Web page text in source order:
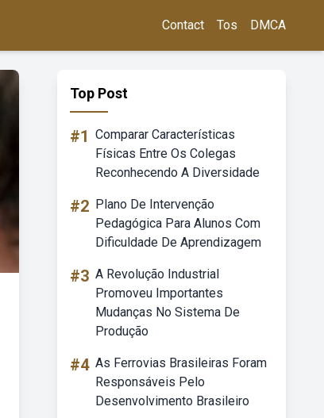
Contact Tos DMCA
Top Post
#1 Comparar Características
Físicas Entre Os Colegas
Reconhecendo A Diversidade
#2 Plano De Intervenção
Pedagógica Para Alunos Com
Dificuldade De Aprendizagem
#3 A Revolução Industrial
Promoveu Importantes
Mudanças No Sistema De
Produção
#4 As Ferrovias Brasileiras Foram
Responsáveis Pelo
Desenvolvimento Brasileiro